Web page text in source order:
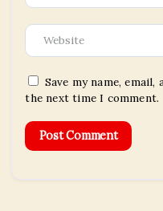
Save my name,
the next time I comment.